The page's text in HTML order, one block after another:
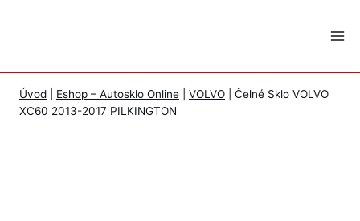
Úvod Eshop – Autosklo Online VOLVO
Čelné Sklo VOLVO
XC60 2013-2017 PILKINGTON